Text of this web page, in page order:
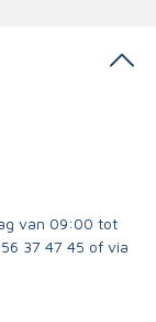
van 09:00 tot
37 47 45 of via